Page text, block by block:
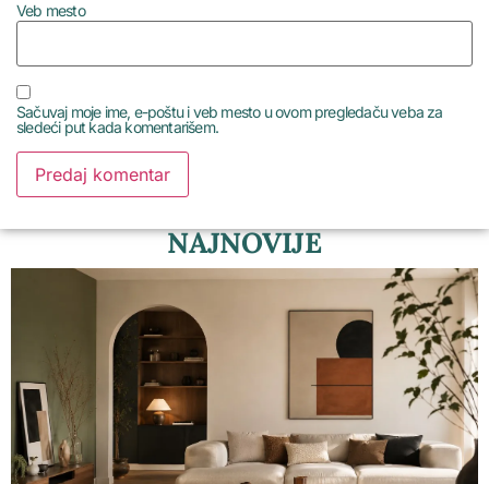
Veb mesto
Sačuvaj moje ime, e-poštu i veb mesto u ovom pregledaču veba za
sledeći put kada komentarišem.
NAJNOVIJE